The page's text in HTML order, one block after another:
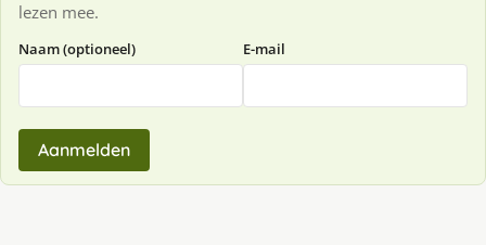
lezen mee.
Naam (optioneel) E-mail
Aanmelden